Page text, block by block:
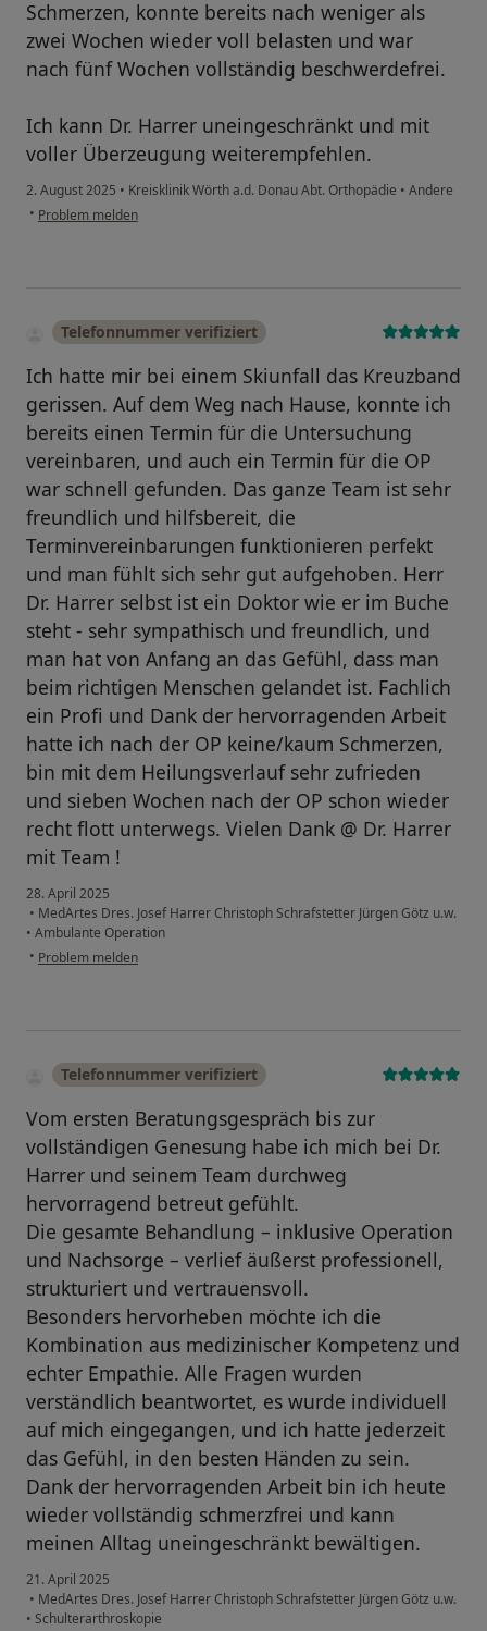
Schmerzen, konnte bereits nach weniger als
zwei Wochen wieder voll belasten und war
nach fünf Wochen vollständig beschwerdefrei.
Ich kann Dr. Harrer uneingeschränkt und mit
voller Überzeugung weiterempfehlen.
2. August 2025 • Kreisklinik Wörth a.d. Donau Abt. Orthopädie • Andere
• Problem melden
Telefonnummer verifiziert
Ich hatte mir bei einem Skiunfall das Kreuzband
gerissen. Auf dem Weg nach Hause, konnte ich
bereits einen Termin für die Untersuchung
vereinbaren, und auch ein Termin für die OP
war schnell gefunden. Das ganze Team ist sehr
freundlich und hilfsbereit, die
Terminvereinbarungen funktionieren perfekt
und man fühlt sich sehr gut aufgehoben. Herr
Dr. Harrer selbst ist ein Doktor wie er im Buche
steht - sehr sympathisch und freundlich, und
man hat von Anfang an das Gefühl, dass man
beim richtigen Menschen gelandet ist. Fachlich
ein Profi und Dank der hervorragenden Arbeit
hatte ich nach der OP keine/kaum Schmerzen,
bin mit dem Heilungsverlauf sehr zufrieden
und sieben Wochen nach der OP schon wieder
recht flott unterwegs. Vielen Dank @ Dr. Harrer
mit Team !
28. April 2025
• MedArtes Dres. Josef Harrer Christoph Schrafstetter Jürgen Götz u.w.
• Ambulante Operation
• Problem melden
Telefonnummer verifiziert
Vom ersten Beratungsgespräch bis zur
vollständigen Genesung habe ich mich bei Dr.
Harrer und seinem Team durchweg
hervorragend betreut gefühlt.
Die gesamte Behandlung – inklusive Operation
und Nachsorge – verlief äußerst professionell,
strukturiert und vertrauensvoll.
Besonders hervorheben möchte ich die
Kombination aus medizinischer Kompetenz und
echter Empathie. Alle Fragen wurden
verständlich beantwortet, es wurde individuell
auf mich eingegangen, und ich hatte jederzeit
das Gefühl, in den besten Händen zu sein.
Dank der hervorragenden Arbeit bin ich heute
wieder vollständig schmerzfrei und kann
meinen Alltag uneingeschränkt bewältigen.
21. April 2025
• MedArtes Dres. Josef Harrer Christoph Schrafstetter Jürgen Götz u.w.
• Schulterarthroskopie